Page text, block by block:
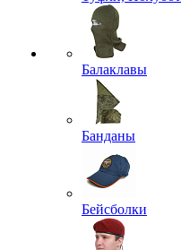
Балаклавы
Банданы
Бейсболки